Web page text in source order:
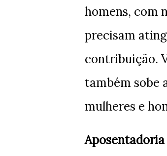
homens, com
precisam
contribuição.
também sobe
mulheres e